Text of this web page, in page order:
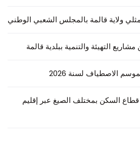
ولاية قالمة بالمجلس الشعبي الوطني
التهيئة والتنمية ببلدية قالمة
الاصطياف لسنة 2026
السكن بمختلف الصيغ عبر إقليم